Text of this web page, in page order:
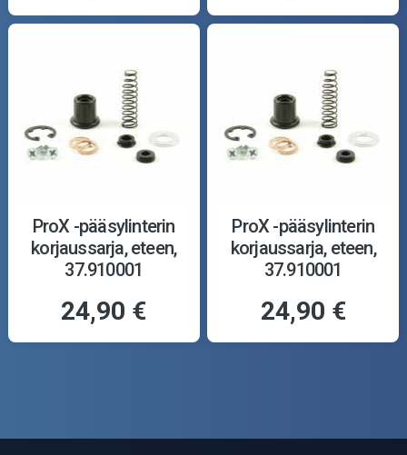
ProX -pääsylinterin
korjaussarja, eteen,
37.910001
24,90 €
ProX -pääsylinterin
korjaussarja, eteen,
37.910001
24,90 €